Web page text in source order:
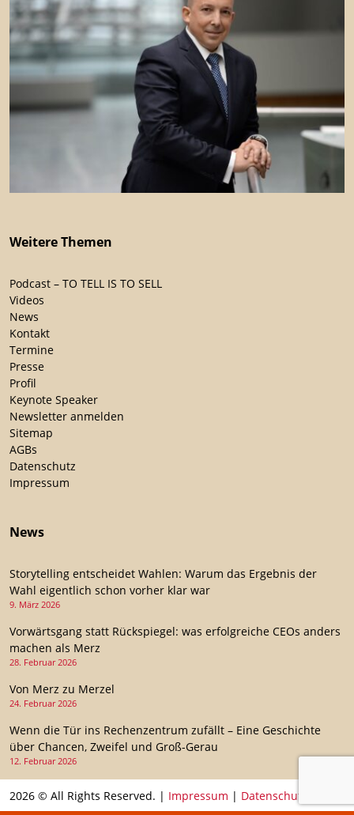
Weitere Themen
Podcast – TO TELL IS TO SELL
Videos
News
Kontakt
Termine
Presse
Profil
Keynote Speaker
Newsletter anmelden
Sitemap
AGBs
Datenschutz
Impressum
News
Storytelling entscheidet Wahlen: Warum das Ergebnis der
Wahl eigentlich schon vorher klar war
9. März 2026
Vorwärtsgang statt Rückspiegel: was erfolgreiche CEOs anders
machen als Merz
28. Februar 2026
Von Merz zu Merzel
24. Februar 2026
Wenn die Tür ins Rechenzentrum zufällt – Eine Geschichte
über Chancen, Zweifel und Groß-Gerau
12. Februar 2026
2026 © All Rights Reserved. | Impressum | Datenschutz